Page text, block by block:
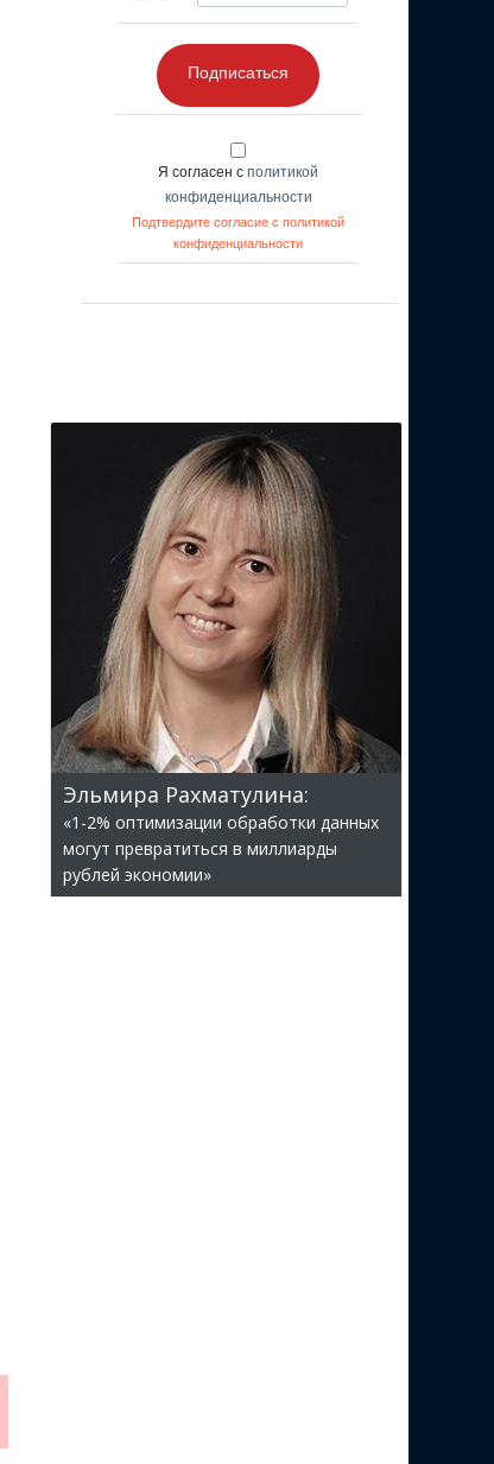
Подписаться
Я согласен с политикой
конфиденциальности
Подтвердите согласие с политикой
конфиденциальности
Эльмира Рахматулина:
«1-2% оптимизации обработки данных
могут превратиться в миллиарды
рублей экономии»